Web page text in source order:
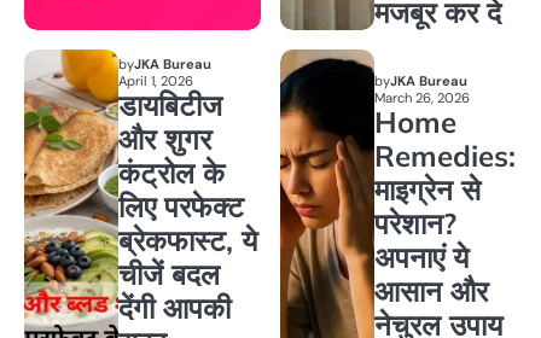
मजबूर कर दे
byJKA Bureau
April 1, 2026
डायबिटीज
और शुगर
कंट्रोल के
लिए परफेक्ट
ब्रेकफास्ट, ये
चीजें बदल
देंगी आपकी
byJKA Bureau
March 26, 2026
Home
Remedies:
माइग्रेन से
परेशान?
अपनाएं ये
आसान और
नेचुरल उपाय